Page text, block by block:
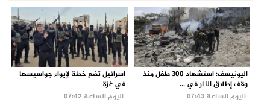
اليونيسف: استشهاد 300 طفل منذ
وقف إطلاق النار في ...
اليوم الساعة 07:43
اسرائيل تضع خطة لإيواء جواسيسها
في غزة
اليوم الساعة 07:42